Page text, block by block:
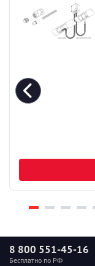
8 800 551-45-16
Бесплатно по РФ